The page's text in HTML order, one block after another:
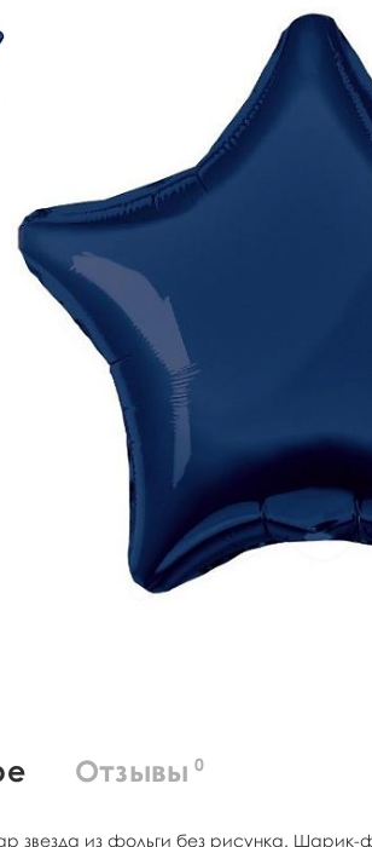
Отзывы 0
звезда из фольги без рисунка. Шарик-